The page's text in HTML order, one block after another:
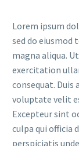
Lorem ipsum
sed do
magna aliqua.
exercitation
consequat.
voluptate velit
Excepteur sint
culpa qui officia
perspiciatis